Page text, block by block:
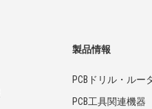
製品情報
PCBドリル・ルー
PCB工具関連機器